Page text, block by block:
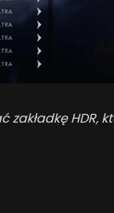
HDR,